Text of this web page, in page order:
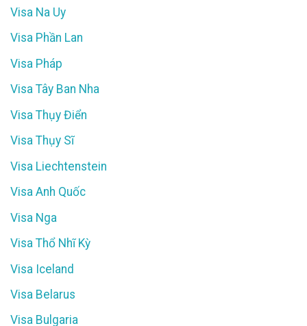
Visa Na Uy
Visa Phần Lan
Visa Pháp
Visa Tây Ban Nha
Visa Thụy Điển
Visa Thụy Sĩ
Visa Liechtenstein
Visa Anh Quốc
Visa Nga
Visa Thổ Nhĩ Kỳ
Visa Iceland
Visa Belarus
Visa Bulgaria